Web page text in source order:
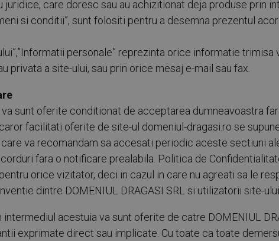
care doresc sau au achizitionat deja produse prin
si conditii”, sunt folositi pentru a desemna prezentul
personale” reprezinta orice informatie
privata a site-ului, sau prin orice mesaj e-mail sau fax.
sunt oferite conditionat de acceptarea dumneavoastra
facilitati oferite de site-ul domeniul-dragasi.ro se
va recomandam sa accesati periodic aceste sectiuni
fara o notificare prealabila. Politica de
orice vizitator, deci in cazul in care nu agreati sa le
dintre DOMENIUL DRAGASI SRL si utilizatorii site-
acestuia va sunt oferite de catre DOMENIUL
exprimate direct sau implicate. Cu toate ca toate